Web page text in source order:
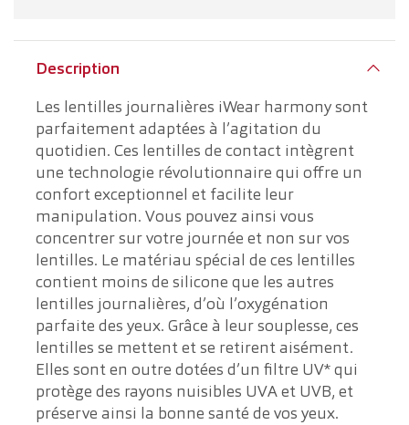
Description
Les lentilles journalières iWear harmony sont
parfaitement adaptées à l’agitation du
quotidien. Ces lentilles de contact intègrent
une technologie révolutionnaire qui offre un
confort exceptionnel et facilite leur
manipulation. Vous pouvez ainsi vous
concentrer sur votre journée et non sur vos
lentilles. Le matériau spécial de ces lentilles
contient moins de silicone que les autres
lentilles journalières, d’où l’oxygénation
parfaite des yeux. Grâce à leur souplesse, ces
lentilles se mettent et se retirent aisément.
Elles sont en outre dotées d’un filtre UV* qui
protège des rayons nuisibles UVA et UVB, et
préserve ainsi la bonne santé de vos yeux.